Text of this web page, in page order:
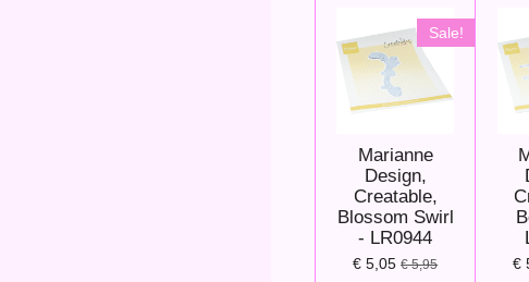
Sale!
Marianne
Design,
Creatable,
Blossom Swirl
- LR0944
€ 5,05 € 5,95 €